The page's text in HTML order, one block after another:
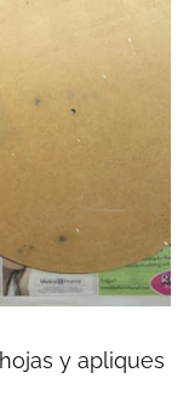
hojas y apliques